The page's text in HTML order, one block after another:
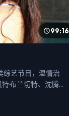
99:16
综艺节目，温情治
·布兰切特、沈腾、